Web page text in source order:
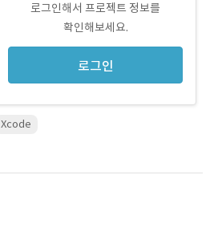
로그인해서 프로젝트 정보를
확인해보세요.
로그인
Xcode